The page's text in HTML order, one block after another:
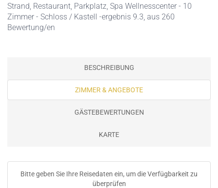
Strand, Restaurant, Parkplatz, Spa Wellnesscenter - 10
Zimmer - Schloss / Kastell -ergebnis 9.3, aus 260
Bewertung/en
BESCHREIBUNG
ZIMMER & ANGEBOTE
GÄSTEBEWERTUNGEN
KARTE
Bitte geben Sie Ihre Reisedaten ein, um die Verfügbarkeit zu
überprüfen